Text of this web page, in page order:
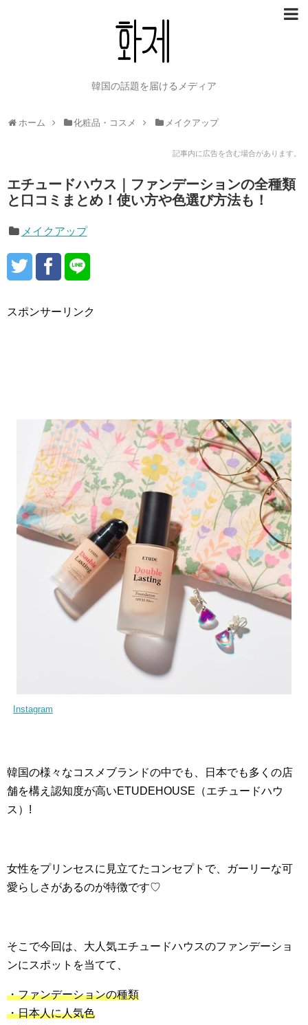
韓国の話題を届けるメディア
ホーム 化粧品・コスメ メイクアップ
記事内に広告を含む場合があります。
エチュードハウス｜ファンデーションの全種類
と口コミまとめ！使い方や色選び方法も！
メイクアップ
スポンサーリンク
Instagram
韓国の様々なコスメブランドの中でも、日本でも多くの店
舗を構え認知度が高いETUDEHOUSE（エチュードハウ
ス）!
女性をプリンセスに見立てたコンセプトで、ガーリーな可
愛らしさがあるのが特徴です♡
そこで今回は、大人気エチュードハウスのファンデーショ
ンにスポットを当てて、
・ファンデーションの種類
・日本人に人気色